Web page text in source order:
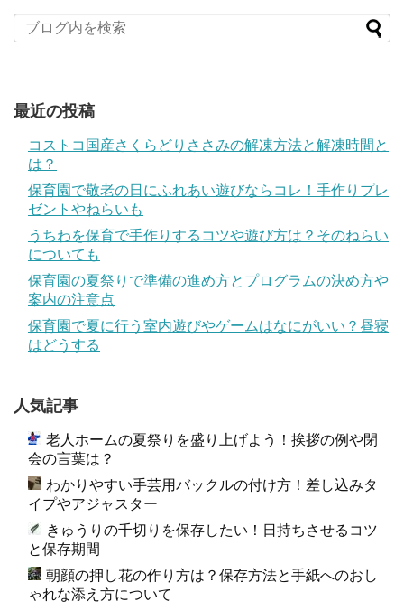
最近の投稿
コストコ国産さくらどりささみの解凍方法と解凍時間と
は？
保育園で敬老の日にふれあい遊びならコレ！手作りプレ
ゼントやねらいも
うちわを保育で手作りするコツや遊び方は？そのねらい
についても
保育園の夏祭りで準備の進め方とプログラムの決め方や
案内の注意点
保育園で夏に行う室内遊びやゲームはなにがいい？昼寝
はどうする
人気記事
老人ホームの夏祭りを盛り上げよう！挨拶の例や閉
会の言葉は？
わかりやすい手芸用バックルの付け方！差し込みタ
イプやアジャスター
きゅうりの千切りを保存したい！日持ちさせるコツ
と保存期間
朝顔の押し花の作り方は？保存方法と手紙へのおし
ゃれな添え方について